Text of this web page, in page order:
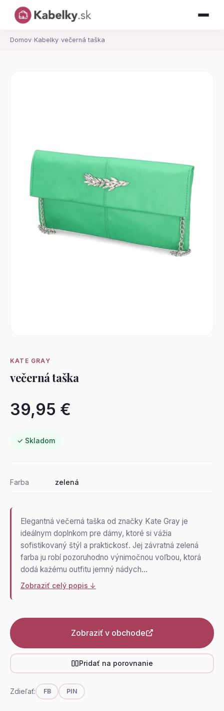
Domov› Kabelky›večerná taška
KATE GRAY
večerná taška
39,95 €
✓ Skladom
Farba zelená
Elegantná večerná taška od značky Kate Gray je
ideálnym doplnkom pre dámy, ktoré si vážia
sofistikovaný štýl a praktickosť. Jej závratná zelená
farba ju robí pozoruhodno výnimočnou voľbou, ktorá
dodá każému outfitu jemný nádych…
Zobraziť celý popis ↓
Zobraziť v obchode
Pridať na porovnanie
Zdieľať: FB PIN